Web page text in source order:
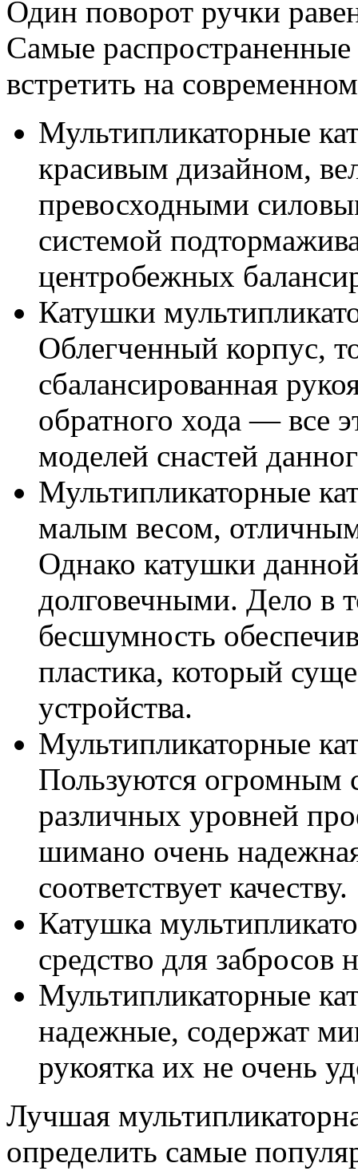
Один поворот ручки
Самые
встретить на
Мультипликаторные
красивым дизайном,
превосходными
системой
центробежных
Катушки
Облегченный корпус,
сбалансированная
обратного хода — все
моделей снастей
Мультипликаторные
малым весом,
Однако катушки
долговечными. Дело в
бесшумность
пластика, который
устройства.
Мультипликаторные
Пользуются огромным
различных уровней
шимано очень
соответствует качеству.
Катушка
средство для
Мультипликаторные
надежные, содержат
рукоятка их не очень
Лучшая
определить самые